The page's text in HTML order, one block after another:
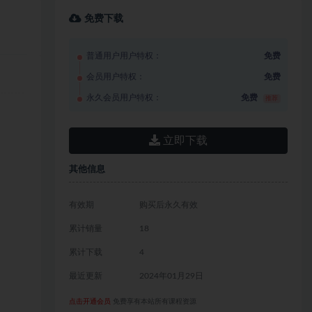
免费下载
普通用户用户特权： 免费
会员用户特权： 免费
永久会员用户特权： 免费
立即下载
其他信息
有效期 购买后永久有效
累计销量 18
累计下载 4
最近更新 2024年01月29日
点击开通会员 免费享有本站所有课程资源